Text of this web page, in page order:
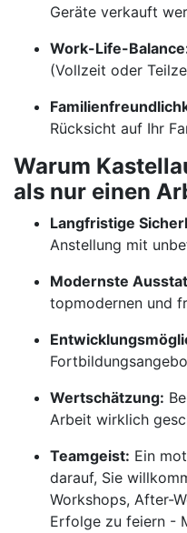
Geräte verkauft
Work-Life-
(Vollzeit oder
Rücksicht auf Ihr
Warum
als nur einen
Langfristige
Anstellung mit
Modernste
topmodernen und
Wertschätzung:
Arbeit wirklich
Teamgeist: Ein
darauf, Sie
Workshops, After-
Erfolge zu feiern -